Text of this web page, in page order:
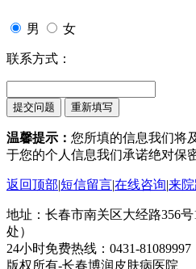
男 女
联系方式：
温馨提示： 您所填的信息我们将
于您的个人信息我们承诺绝对保
返回顶部|短信留言|在线咨询|来
地址：长春市南关区大经路356
处）
24小时免费热线：0431-81089997
版权所有-长春博润皮肤病医院